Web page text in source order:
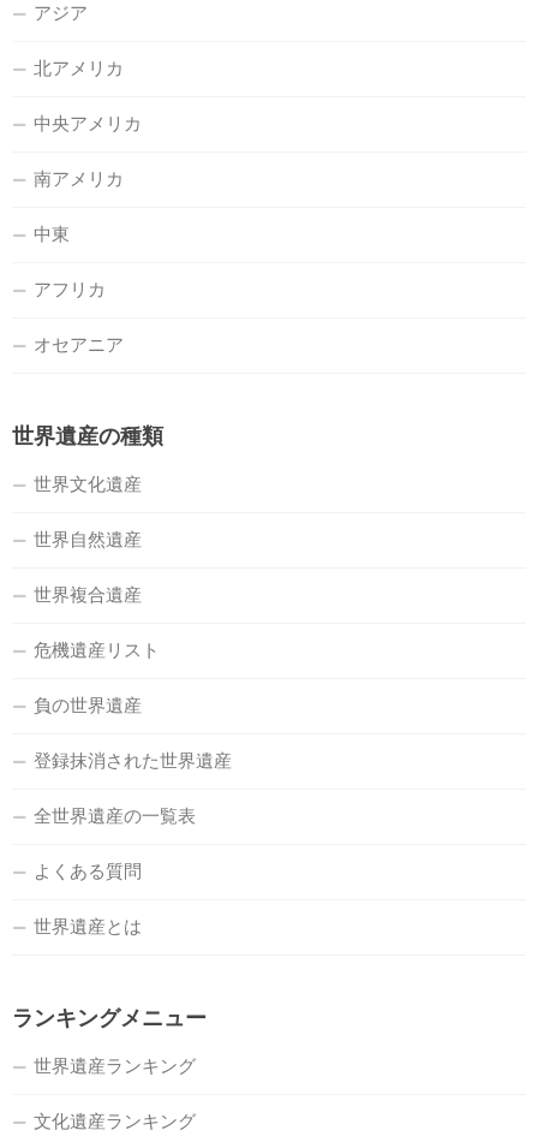
アジア
北アメリカ
中央アメリカ
南アメリカ
中東
アフリカ
オセアニア
世界遺産の種類
世界文化遺産
世界自然遺産
世界複合遺産
危機遺産リスト
負の世界遺産
登録抹消された世界遺産
全世界遺産の一覧表
よくある質問
世界遺産とは
ランキングメニュー
世界遺産ランキング
文化遺産ランキング